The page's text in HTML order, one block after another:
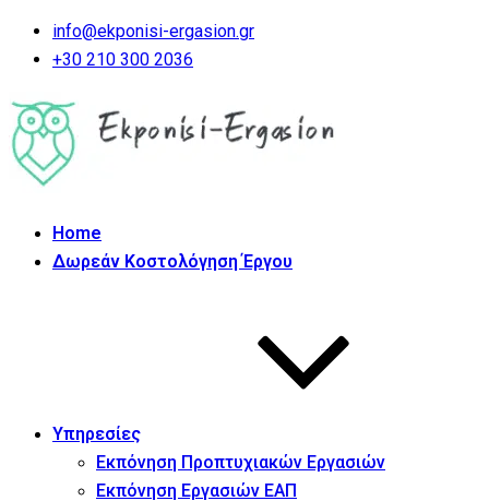
info@ekponisi-ergasion.gr
+30 210 300 2036
Home
Δωρεάν Κοστολόγηση Έργου
Υπηρεσίες
Εκπόνηση Προπτυχιακών Εργασιών
Εκπόνηση Εργασιών ΕΑΠ